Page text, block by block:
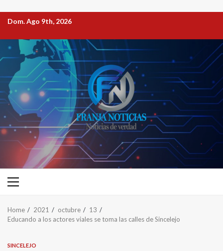
Dom. Ago 9th, 2026
Home 2021 octubre
13
Educando a los actores viales se toma las calles de Sincelejo
SINCELEJO